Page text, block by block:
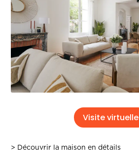
Visite virtuelle
> Découvrir la maison en détails